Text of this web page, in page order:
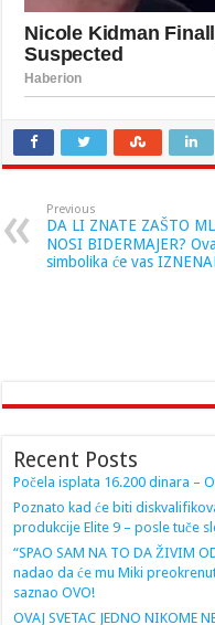
Previous
DA LI ZNATE ZAŠTO
NOSI BIDERMAJER? Ova
simbolika će vas
Recent Posts
Počela isplata 16.200 dinara –
Poznato kad će biti
produkcije Elite 9 – posle tuče
“SPAO SAM NA TO DA ŽIVIM
nadao da će mu Miki
saznao OVO!
OVAJ SVETAC JEDNO NIKOME